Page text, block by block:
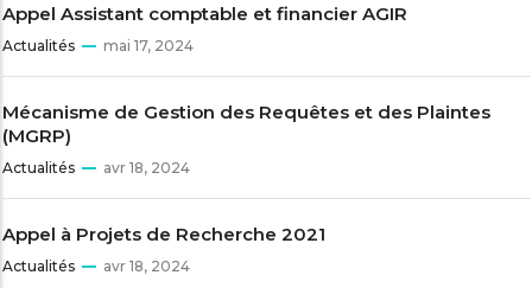
Appel Assistant comptable et financier AGIR
Actualités mai 17, 2024
Mécanisme de Gestion des Requêtes et des Plaintes
(MGRP)
Actualités avr 18, 2024
Appel à Projets de Recherche 2021
Actualités avr 18, 2024